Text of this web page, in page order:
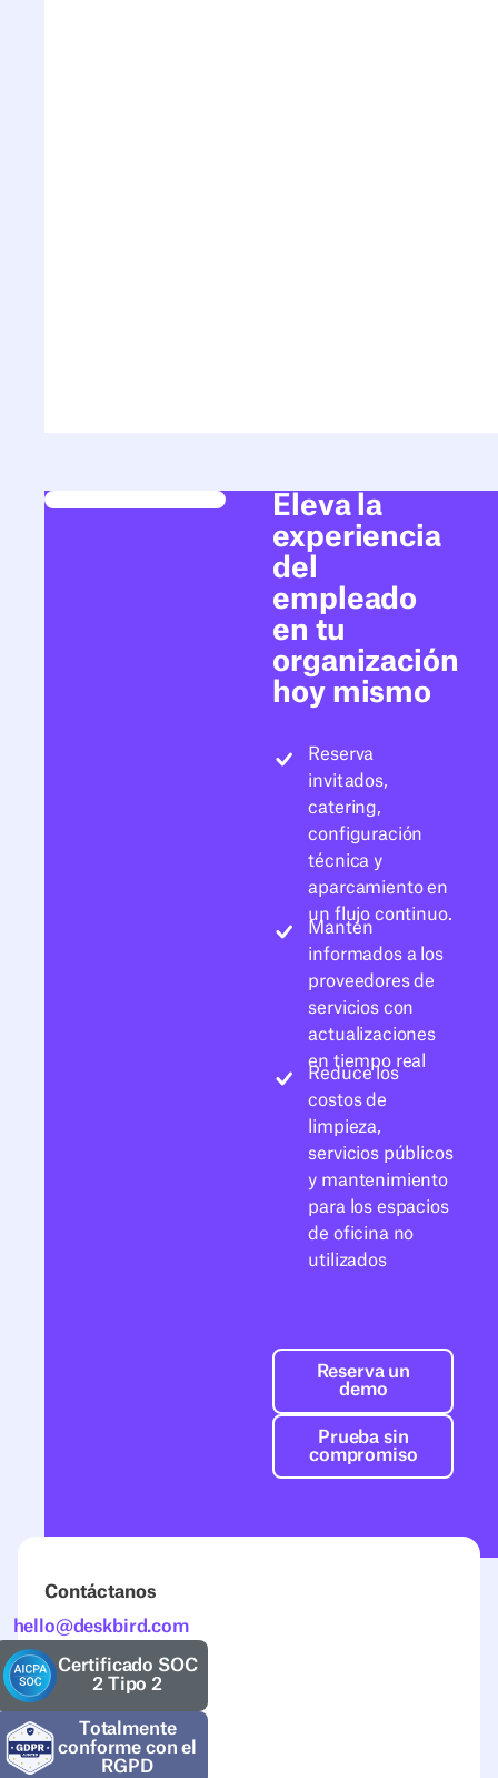
Eleva la
experiencia
del
empleado
en tu
organización
hoy mismo
Reserva
invitados,
catering,
configuración
técnica y
aparcamiento en
un flujo continuo.
Mantén
informados a los
proveedores de
servicios con
actualizaciones
en tiempo real
Reduce los
costos de
limpieza,
servicios públicos
y mantenimiento
para los espacios
de oficina no
utilizados
Reserva un
Reserva un
demo
Prueba sin
Prueba sin
compromiso
Contáctanos
hello@deskbird.com
Certificado SOC
2 Tipo 2
Totalmente
conforme con el
RGPD